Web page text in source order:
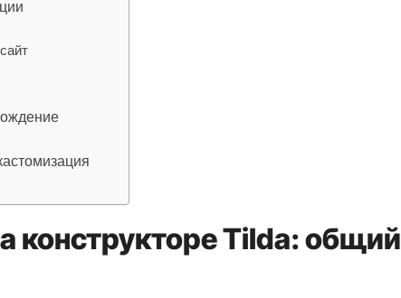
конструкторе Tilda: общий